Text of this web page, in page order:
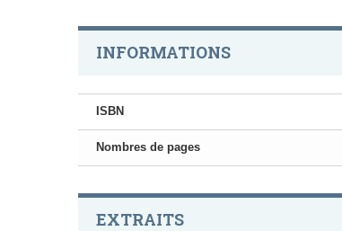
INFORMATIONS
ISBN
Nombres de pages
EXTRAITS